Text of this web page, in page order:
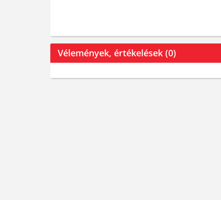
Vélemények, értékelések (0)